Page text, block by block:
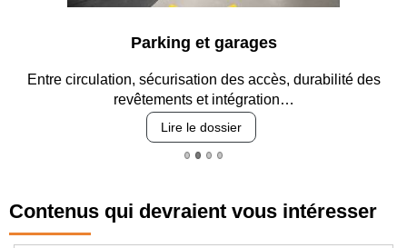
Parking et garages
Entre circulation, sécurisation des accès, durabilité des
revêtements et intégration…
Lire le dossier
Contenus qui devraient vous intéresser